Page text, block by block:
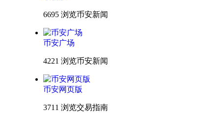
6695 浏览币安新闻
币安广场
4221 浏览币安新闻
币安网页版
3711 浏览交易指南